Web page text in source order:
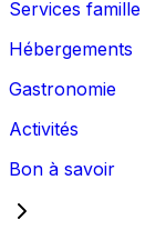
Services famille
Hébergements
Gastronomie
Activités
Bon à savoir